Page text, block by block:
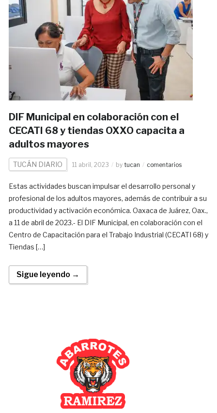
DIF Municipal en colaboración con el
CECATI 68 y tiendas OXXO capacita a
adultos mayores
TUCÁN DIARIO 11 abril, 2023 by tucan comentarios
Estas actividades buscan impulsar el desarrollo personal y
profesional de los adultos mayores, además de contribuir a su
productividad y activación económica. Oaxaca de Juárez, Oax.,
a 11 de abril de 2023.- El DIF Municipal, en colaboración con el
Centro de Capacitación para el Trabajo Industrial (CECATI 68) y
Tiendas […]
Sigue leyendo →